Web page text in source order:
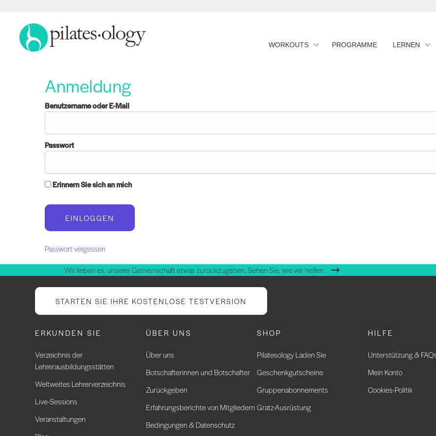
WORKOUTS PROGRAMME LERNEN
Anmeldung
Benutzername oder E-Mail
Passwort
Erinnern Sie sich an mich
Passwort vergessen
Wir lieben es, unserer Gemeinschaft etwas zurückzugeben. Sehen Sie, wie wir helfen.
STARTEN SIE IHRE KOSTENLOSE TESTVERSION
ERKUNDEN SIE
Verzeichnis der
Lehrerausbildungsstätten
Weltweites Lehrerverzeichnis
Live-Sessions
Veranstaltungen
ÜBER UNS
Über uns
Botschafterinnen und Botschafter
Zurückgeben
Erfahrungsberichte von Mitgliedern
Bedingungen & Datenschutz
SHOP
Pilatesology Laden Sie
Geschenkgutscheine
Gruppenabonnements
Gratz-Ausrüstung
HILFE
Unterstützung &
Mein Konto
Cookies-Politik